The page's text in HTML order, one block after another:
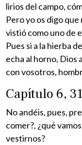
lirios del campo,
Pero yo os digo que
vistió como uno de
Pues si a la hierba
echa al horno, Dios
con vosotros,
Capítulo 6,
No andéis, pues,
comer?, ¿qué
vestirnos?